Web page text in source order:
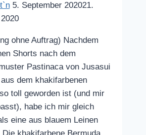
5. September 202021.
ohne Auftrag) Nachdem
Shorts nach dem
Pastinaca von Jusasui
dem khakifarbenen
toll geworden ist (und mir
habe ich mir gleich
eine aus blauem Leinen